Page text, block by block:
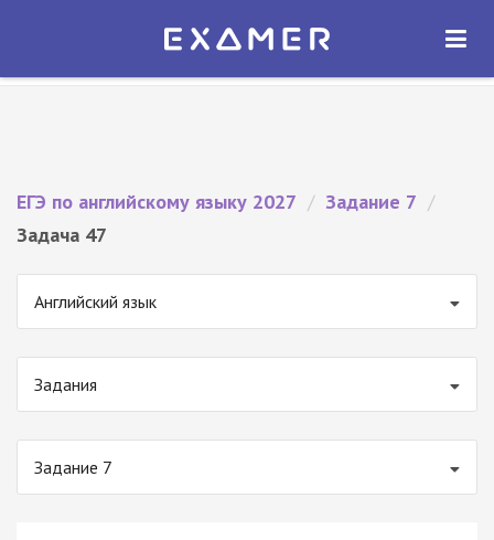
Экзамер — ЕГЭ 2027
ОТКРЫТЬ
ЕГЭ по английскому языку 2027 / Задание 7 /
Задача 47
Английский язык
Задания
Задание 7